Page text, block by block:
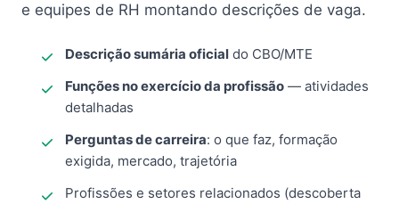
e equipes de RH montando descrições de vaga.
Descrição sumária oficial do CBO/MTE
Funções no exercício da profissão — atividades
detalhadas
Perguntas de carreira: o que faz, formação
exigida, mercado, trajetória
Profissões e setores relacionados (descoberta